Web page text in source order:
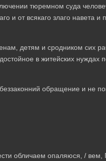
тюремном суда
и от всякаго злаго навета
детям и сродником сих
в житейских нуждах
обращение и не
обличаем опаляюся, /